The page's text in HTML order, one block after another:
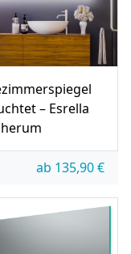
– Esrella
ab 135,90€